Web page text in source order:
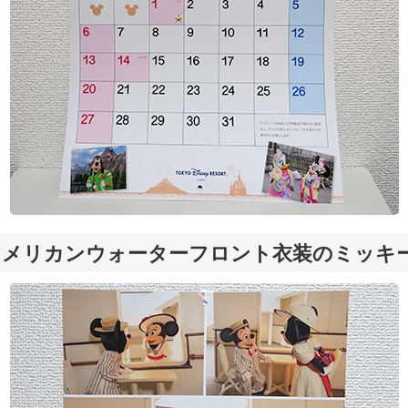
リカンウォーターフロント衣装のミッキ